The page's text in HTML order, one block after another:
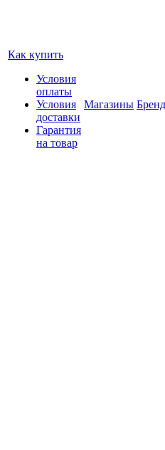
Как купить
Условия
оплаты
Условия
доставки
Гарантия
на товар
Магазины